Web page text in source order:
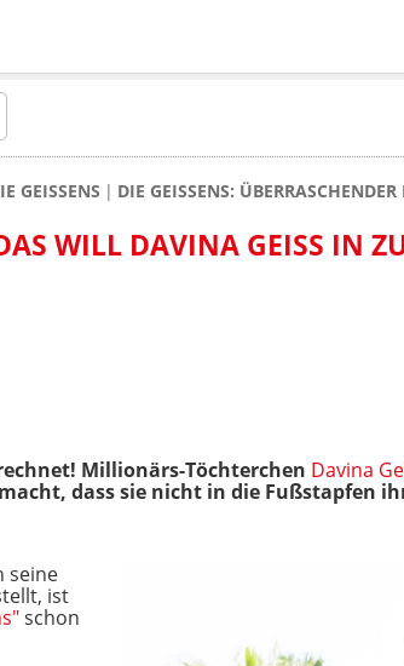
GEISSENS DIE GEISSENS:
WILL DAVINA GEISS IN
Millionärs-Töchterchen Davina
dass sie nicht in die Fußstapfen
seine
ist
schon